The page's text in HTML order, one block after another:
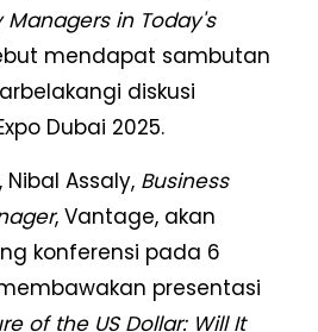
in Today's
mendapat sambutan
diskusi
Dubai 2025.
Assaly, Business
, Vantage, akan
konferensi pada 6
presentasi
of the US Dollar: Will It